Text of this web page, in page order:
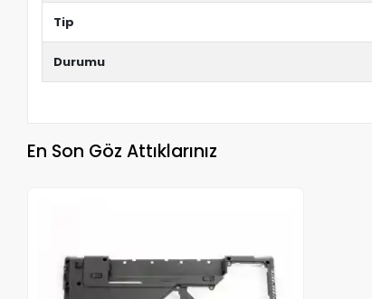
Tip
Durumu
En Son Göz Attıklarınız